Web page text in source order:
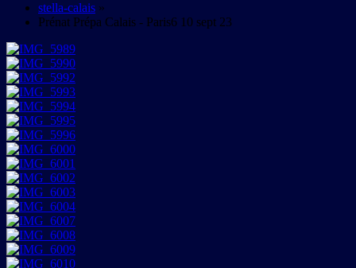
stella-calais »
Prénat Prépa Calais - Paris6 10 sept 23